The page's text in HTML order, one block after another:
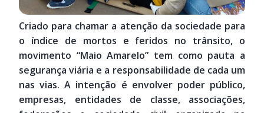
Criado para chamar a atenção da sociedade para
o índice de mortos e feridos no trânsito, o
movimento “Maio Amarelo” tem como pauta a
segurança viária e a responsabilidade de cada um
nas vias. A intenção é envolver poder público,
empresas, entidades de classe, associações,